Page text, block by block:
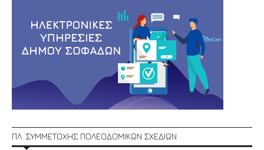
ΠΛ. ΣΥΜΜΕΤΟΧΗΣ ΠΟΛΕΟΔΟΜΙΚΩΝ ΣΧΕΔΙΩΝ